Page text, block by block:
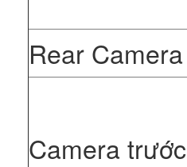
Rear Camera
Camera trước